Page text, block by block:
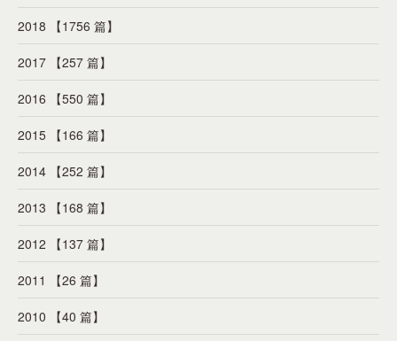
2018 【1756 篇】
2017 【257 篇】
2016 【550 篇】
2015 【166 篇】
2014 【252 篇】
2013 【168 篇】
2012 【137 篇】
2011 【26 篇】
2010 【40 篇】